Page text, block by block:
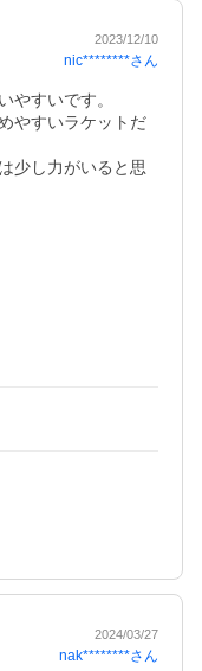
2023/12/10
nic********さん
やすいです。
やすいラケットだ
少し力がいると思
2024/03/27
nak********さん